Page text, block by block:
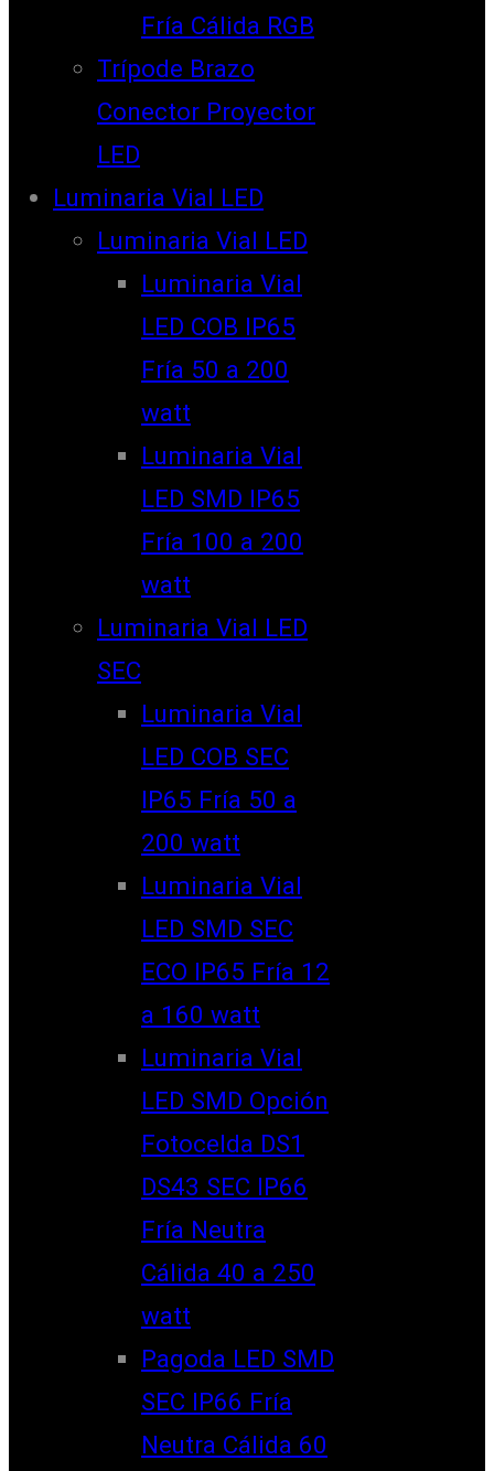
Fría Cálida RGB
Trípode Brazo
Conector Proyector
LED
Luminaria Vial LED
Luminaria Vial LED
Luminaria Vial
LED COB IP65
Fría 50 a 200
watt
Luminaria Vial
LED SMD IP65
Fría 100 a 200
watt
Luminaria Vial LED
SEC
Luminaria Vial
LED COB SEC
IP65 Fría 50 a
200 watt
Luminaria Vial
LED SMD SEC
ECO IP65 Fría 12
a 160 watt
Luminaria Vial
LED SMD Opción
Fotocelda DS1
DS43 SEC IP66
Fría Neutra
Cálida 40 a 250
watt
Pagoda LED SMD
SEC IP66 Fría
Neutra Cálida 60